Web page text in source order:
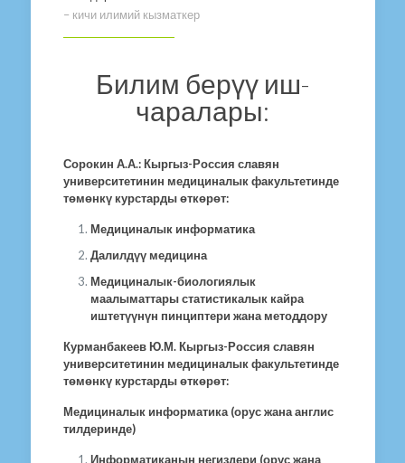
– кичи илимий кызматкер
Билим берүү иш-
чаралары:
Сорокин А.А.: Кыргыз-Россия славян
университетинин медициналык факультетинде
төмөнкү курстарды өткөрөт:
Медициналык информатика
Далилдүү медицина
Медициналык-биологиялык
маалыматтары статистикалык кайра
иштетүүнүн пинциптери жана методдору
Курманбакеев Ю.М. Кыргыз-Россия славян
университетинин медициналык факультетинде
төмөнкү курстарды өткөрөт:
Медициналык информатика (орус жана англис
тилдеринде)
Информатиканын негиздери (орус жана